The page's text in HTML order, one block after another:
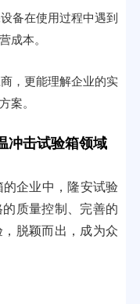
备在使用过程中遇到
成本。
，更能理解企业的实
案。
冲击试验箱领域
企业中，隆安试验
质量控制、完善的
脱颖而出，成为众